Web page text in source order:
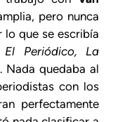
pero nunca
que se escribía
Periódico, La
Nada quedaba al
con los
perfectamente